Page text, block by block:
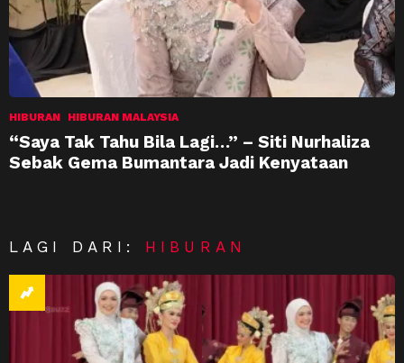
HIBURAN HIBURAN MALAYSIA
“Saya Tak Tahu Bila Lagi…” – Siti Nurhaliza
Sebak Gema Bumantara Jadi Kenyataan
LAGI DARI: HIBURAN